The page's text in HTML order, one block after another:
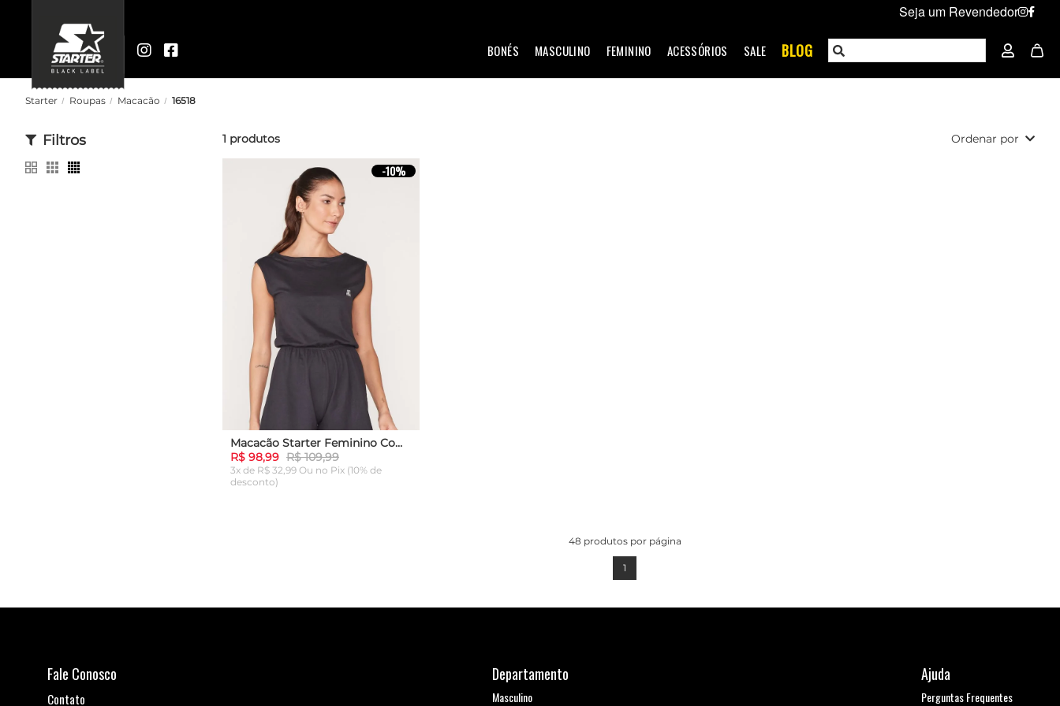
Seja um Revendedor
BONÉS MASCULINO FEMININO ACESSÓRIOS SALE BLOG
Starter Roupas Macacão 16518
Filtros 1 produtos Ordenar por
-10%
Macacão Starter Feminino Com Abertura Nas Costas Mini Logo Preto
R$ 98,99 R$ 109,99
3x de R$ 32,99 Ou no Pix (10% de
desconto)
48 produtos por página
1
Fale Conosco
Contato
Departamento
Masculino
Ajuda
Perguntas Frequentes